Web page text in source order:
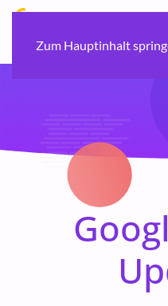
Zum Hauptinhalt